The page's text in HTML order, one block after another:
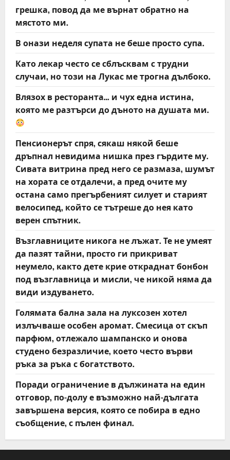
грешка, повод да ме върнат обратно на
мястото ми.
В онази неделя супата не беше просто супа.
Като лекар често се сблъсквам с трудни
случаи, но този на Лукас ме трогна дълбоко.
Влязох в ресторанта… и чух една истина,
която ме разтърси до дъното на душата ми.
Пенсионерът спря, сякаш някой беше
дръпнал невидима нишка през гърдите му.
Сивата витрина пред него се размаза, шумът
на хората се отдалечи, а пред очите му
остана само прегърбеният силует и старият
велосипед, който се тътреше до нея като
верен спътник.
Възглавниците никога не лъжат. Те не умеят
да пазят тайни, просто ги прикриват
неумело, както дете крие откраднат бонбон
под възглавница и мисли, че никой няма да
види издуването.
Голямата бална зала на луксозен хотел
излъчваше особен аромат. Смесица от скъп
парфюм, отлежало шампанско и онова
студено безразличие, което често върви
ръка за ръка с богатството.
Поради ограничение в дължината на един
отговор, по-долу е възможно най-дългата
завършена версия, която се побира в едно
съобщение, с пълен финал.